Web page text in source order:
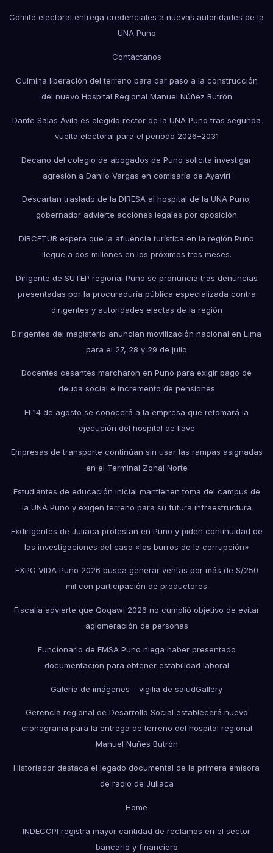
Comité electoral entrega credenciales a nuevas autoridades de la
UNA Puno
Contáctanos
Culmina liberación del terreno para dar paso a la construcción
del nuevo Hospital Regional Manuel Núñez Butrón
Dante Salas Ávila es elegido rector de la UNA Puno tras segunda
vuelta electoral para el periodo 2026–2031
Decano del colegio de abogados de Puno solicita investigar
agresión a Danilo Vargas en comisaría de Ayaviri
Descartan traslado de la DIRESA al hospital de la UNA Puno;
gobernador advierte acciones legales por oposición
DIRCETUR espera que la afluencia turística en la región Puno
llegue a dos millones en los próximos tres meses.
Dirigente de SUTEP regional Puno se pronuncia tras denuncias
presentadas por la procuraduría pública especializada contra
dirigentes y autoridades electas de la región
Dirigentes del magisterio anuncian movilización nacional en Lima
para el 27, 28 y 29 de julio
Docentes cesantes marcharon en Puno para exigir pago de
deuda social e incremento de pensiones
El 14 de agosto se conocerá a la empresa que retomará la
ejecución del hospital de Ilave
Empresas de transporte continúan sin usar las rampas asignadas
en el Terminal Zonal Norte
Estudiantes de educación inicial mantienen toma del campus de
la UNA Puno y exigen terreno para su futura infraestructura
Exdirigentes de Juliaca protestan en Puno y piden continuidad de
las investigaciones del caso «los burros de la corrupción»
EXPO VIDA Puno 2026 busca generar ventas por más de S/250
mil con participación de productores
Fiscalía advierte que Qoqawi 2026 no cumplió objetivo de evitar
aglomeración de personas
Funcionario de EMSA Puno niega haber presentado
documentación para obtener estabilidad laboral
Galería de imágenes – vigilia de saludGallery
Gerencia regional de Desarrollo Social establecerá nuevo
cronograma para la entrega de terreno del hospital regional
Manuel Nuñes Butrón
Historiador destaca el legado documental de la primera emisora
de radio de Juliaca
Home
INDECOPI registra mayor cantidad de reclamos en el sector
bancario y financiero